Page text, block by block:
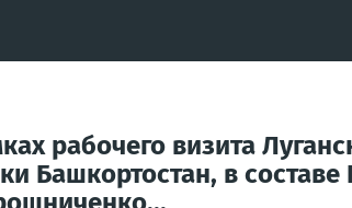
рабочего визита
Башкортостан, в